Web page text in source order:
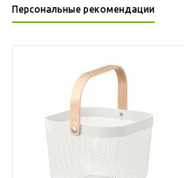
Персональные рекомендации